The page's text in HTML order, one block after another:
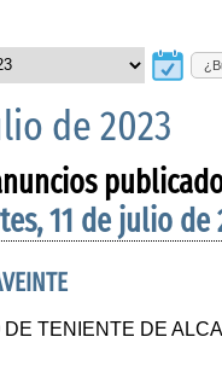
de 2023
11 de julio de
DE TENIENTE DE